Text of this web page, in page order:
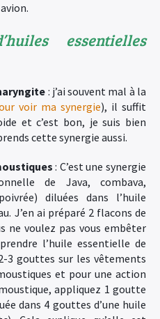
essentielles
: j’ai souvent mal à la
voir ma synergie), il suffit
et c’est bon, je suis bien
cette synergie aussi.
: C’est une synergie
de Java, combava,
diluées dans l’huile
J’en ai préparé 2 flacons de
ne voulez pas vous embêter
l’huile essentielle de
3 gouttes sur les vêtements
et pour une action
appliquez 1 goutte
dans 4 gouttes d’une huile